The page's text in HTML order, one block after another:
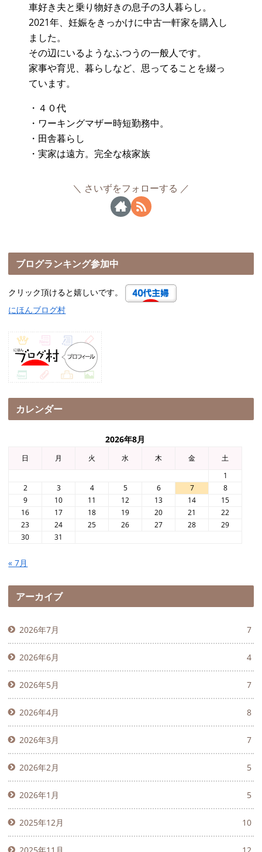
車好き夫と乗り物好きの息子の3人暮らし。
2021年、妊娠をきっかけに中古一軒家を購入し
ました。
その辺にいるようなふつうの一般人です。
家事や育児、暮らしなど、思ってることを綴っ
ています。
・４０代
・ワーキングマザー時短勤務中。
・田舎暮らし
・実家は遠方。完全な核家族
さいずをフォローする
ブログランキング参加中
クリック頂けると嬉しいです。
にほんブログ村
カレンダー
2026年8月
日 月 火 水 木 金
土
1
2
3 4 5 6 7
8
9
10 11 12 13 14
15
16
17 18 19 20 21
22
23
24 25 26 27 28
29
30
31
« 7月
アーカイブ
2026年7月 7
2026年6月 4
2026年5月 7
2026年4月 8
2026年3月 7
2026年2月 5
2026年1月 5
2025年12月 10